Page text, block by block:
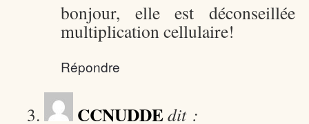
bonjour, elle est
multiplication cellulaire!
Répondre
CCNUDDEdit :